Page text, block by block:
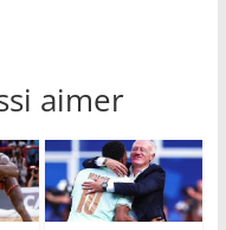
aimer